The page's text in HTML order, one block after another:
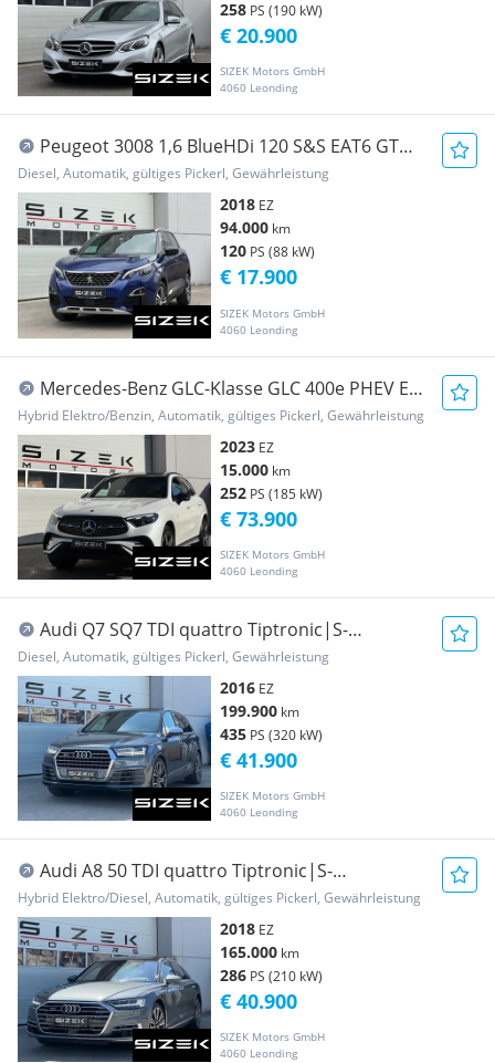
258 PS (190 kW)
SIZEK Motors GmbH
4060 Leonding
€ 20.900
Peugeot 3008 1,6 BlueHDi 120 S&S EAT6 GT
Line
Diesel, Automatik, gültiges Pickerl, Gewährleistung
2018 EZ
94.000 km
120 PS (88 kW)
SIZEK Motors GmbH
4060 Leonding
€ 17.900
Mercedes-Benz GLC-Klasse GLC 400e PHEV EQ
Tech 4MATIC Aut.|AMG-LINE|LED|...
Hybrid Elektro/Benzin, Automatik, gültiges Pickerl, Gewährleistung
2023 EZ
15.000 km
252 PS (185 kW)
SIZEK Motors GmbH
4060 Leonding
€ 73.900
Audi Q7 SQ7 TDI quattro Tiptronic|S-
LINE|AHK|PANO|VIRTU...
Diesel, Automatik, gültiges Pickerl, Gewährleistung
2016 EZ
199.900 km
435 PS (320 kW)
SIZEK Motors GmbH
4060 Leonding
€ 41.900
Audi A8 50 TDI quattro Tiptronic|S-
LINE|PANO|ACC|360...
Hybrid Elektro/Diesel, Automatik, gültiges Pickerl, Gewährleistung
2018 EZ
165.000 km
286 PS (210 kW)
SIZEK Motors GmbH
4060 Leonding
€ 40.900